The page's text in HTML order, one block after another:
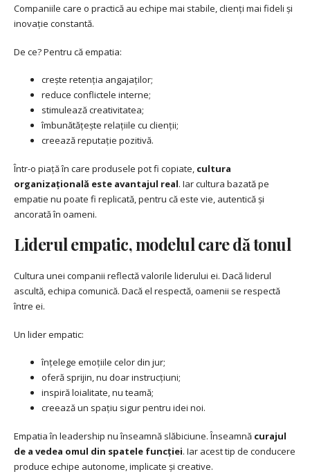
Companiile care o practică au echipe mai stabile, clienți mai fideli și
inovație constantă.
De ce? Pentru că empatia:
crește retenția angajaților;
reduce conflictele interne;
stimulează creativitatea;
îmbunătățește relațiile cu clienții;
creează reputație pozitivă.
Într-o piață în care produsele pot fi copiate, cultura
organizațională este avantajul real. Iar cultura bazată pe
empatie nu poate fi replicată, pentru că este vie, autentică și
ancorată în oameni.
Liderul empatic, modelul care dă tonul
Cultura unei companii reflectă valorile liderului ei. Dacă liderul
ascultă, echipa comunică. Dacă el respectă, oamenii se respectă
între ei.
Un lider empatic:
înțelege emoțiile celor din jur;
oferă sprijin, nu doar instrucțiuni;
inspiră loialitate, nu teamă;
creează un spațiu sigur pentru idei noi.
Empatia în leadership nu înseamnă slăbiciune. Înseamnă curajul
de a vedea omul din spatele funcției. Iar acest tip de conducere
produce echipe autonome, implicate și creative.